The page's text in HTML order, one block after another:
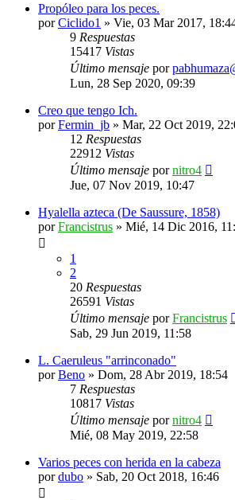
Propóleo para los peces.
porCiclido1 » Vie, 03 Mar 2017,
9 Respuestas
15417 Vistas
Último mensaje por
Lun, 28 Sep 2020, 09:39
Creo que tengo Ich.
porFermin_jb » Mar, 22 Oct 2019,
12 Respuestas
22912 Vistas
Último mensaje pornitro4
Jue, 07 Nov 2019, 10:47
Hyalella azteca (De Saussure, 1858)
porFrancistrus » Mié, 14 Dic 2016,
1
2
20 Respuestas
26591 Vistas
Último mensaje porFrancistrus
Sab, 29 Jun 2019, 11:58
L. Caeruleus "arrinconado"
porBeno » Dom, 28 Abr 2019, 18:54
7 Respuestas
10817 Vistas
Último mensaje pornitro4
Mié, 08 May 2019, 22:58
Varios peces con herida en la cabeza
pordubo » Sab, 20 Oct 2018, 16:46